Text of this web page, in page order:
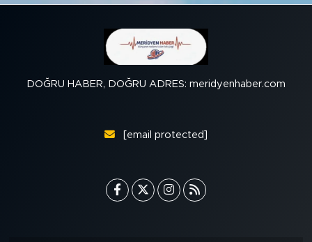
DOĞRU HABER, DOĞRU ADRES: meridyenhaber.com
[email protected]